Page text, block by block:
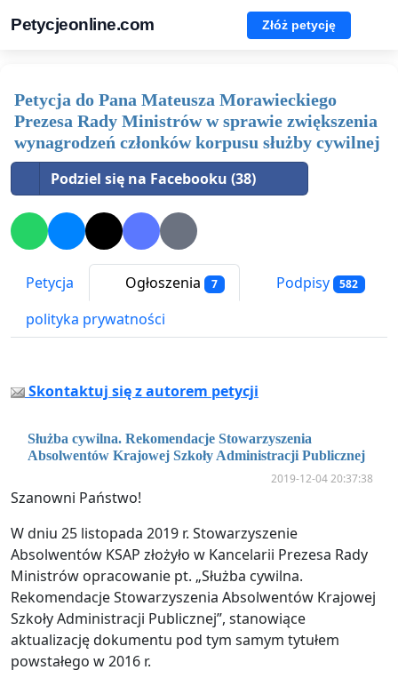
Petycjeonline.com Złóż petycję
Petycja do Pana Mateusza Morawieckiego
Prezesa Rady Ministrów w sprawie zwiększenia
wynagrodzeń członków korpusu służby cywilnej
Podziel się na Facebooku (38)
Petycja Ogłoszenia 7 Podpisy 582
polityka prywatności
Skontaktuj się z autorem petycji
Służba cywilna. Rekomendacje Stowarzyszenia
Absolwentów Krajowej Szkoły Administracji Publicznej
2019-12-04 20:37:38
Szanowni Państwo!
W dniu 25 listopada 2019 r. Stowarzyszenie
Absolwentów KSAP złożyło w Kancelarii Prezesa Rady
Ministrów opracowanie pt. „Służba cywilna.
Rekomendacje Stowarzyszenia Absolwentów Krajowej
Szkoły Administracji Publicznej”, stanowiące
aktualizację dokumentu pod tym samym tytułem
powstałego w 2016 r.